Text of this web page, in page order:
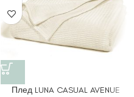
Плед LUNA CASUAL AVENUE